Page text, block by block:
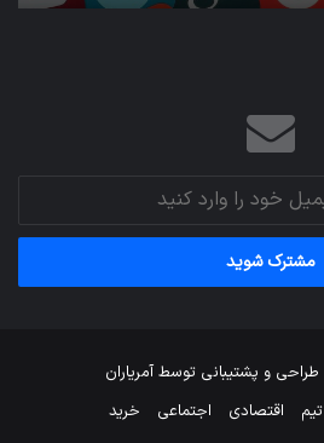
طراحی و پشتیبانی توسطآمریاران
تیم اقتصادی اجتماعی خرید